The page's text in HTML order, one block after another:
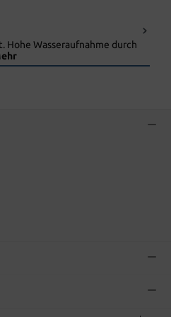
Hohe Wasseraufnahme durch